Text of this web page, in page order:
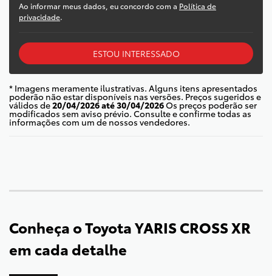
Ao informar meus dados, eu concordo com a Política de
privacidade.
ESTOU INTERESSADO
* Imagens meramente ilustrativas. Alguns itens apresentados
poderão não estar disponíveis nas versões. Preços sugeridos e
válidos de20/04/2026 até 30/04/2026Os preços poderão ser
modificados sem aviso prévio. Consulte e confirme todas as
informações com um de nossos vendedores.
Conheça oToyota YARIS CROSS XR
em cada detalhe